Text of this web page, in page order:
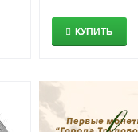
КУПИТЬ